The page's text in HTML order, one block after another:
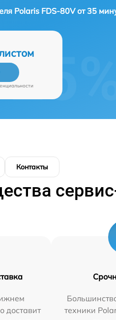
Polaris FDS-80V от 35
Контакты
доставит
техники